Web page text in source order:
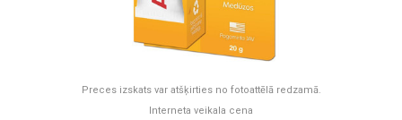
Preces izskats var atšķirties no fotoattēlā redzamā.
Interneta veikala cena